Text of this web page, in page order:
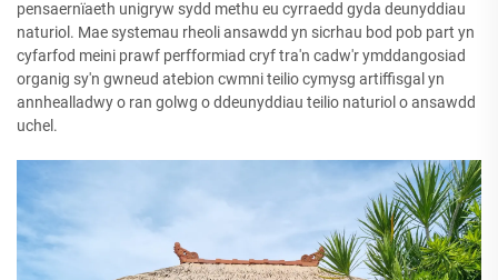
pensaernïaeth unigryw sydd methu eu cyrraedd gyda deunyddiau
naturiol. Mae systemau rheoli ansawdd yn sicrhau bod pob part yn
cyfarfod meini prawf perfformiad cryf tra'n cadw'r ymddangosiad
organig sy'n gwneud atebion cwmni teilio cymysg artiffisgal yn
annhealladwy o ran golwg o ddeunyddiau teilio naturiol o ansawdd
uchel.